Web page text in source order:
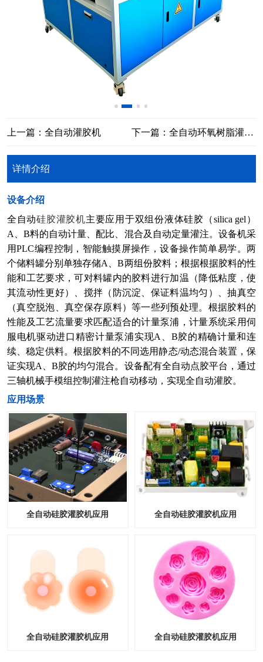
上一篇：全自动灌胶机 下一篇：全自动环氧树脂灌胶机
详情介绍
​设备介绍
全自动硅胶灌胶机主要应用于双组份液体硅胶（silica gel）
A、B料的自动计量、配比、混合及自动定量灌注。设备机采
用PLC编程控制，智能触摸屏操作，设备操作简单易学。两
个储料罐分别单独存储A、B两组份胶料；根据根据胶料的性
能和工艺要求，可对料罐内的胶料进行加温（降低粘度，使
其流动性更好）、搅拌（防沉淀、保证料温均匀）、抽真空
（真空脱泡、真空保存原料）等一些列预处理。根据胶料的
性能及工艺流量要求匹配适合的计量泵浦，计量系统采用伺
服电机驱动进口精密计量泵浦实现A、B胶的精确计量和连
续、稳定供料。根据胶料的不同选用静态/动态混合装置，保
证实现A、B胶的均匀混合。设备配有全自动点胶平台，通过
三轴机械手模组控制灌注枪自动移动，实现全自动灌胶。
​应用场景
全自动硅胶灌胶机应用 全自动硅胶灌胶机应用
全自动硅胶灌胶机应用 全自动硅胶灌胶机应用